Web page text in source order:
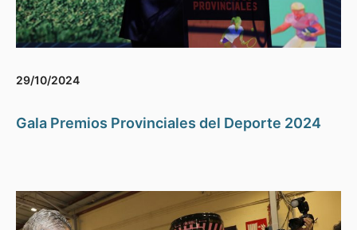
29/10/2024
Gala Premios Provinciales del Deporte 2024